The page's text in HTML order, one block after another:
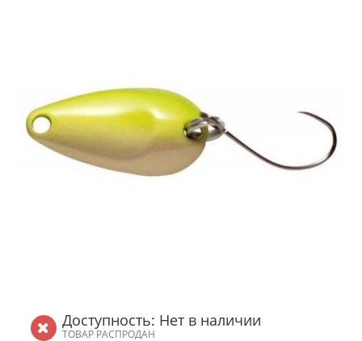
Доступность: Нет в наличии
ТОВАР РАСПРОДАН